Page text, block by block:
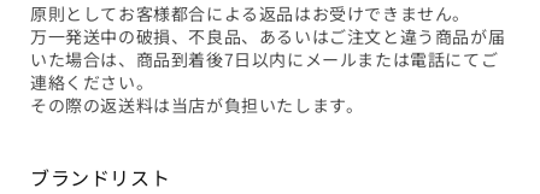
原則としてお客様都合による返品はお受けできません。
万一発送中の破損、不良品、あるいはご注文と違う商品が届
いた場合は、商品到着後7日以内にメールまたは電話にてご
連絡ください。
その際の返送料は当店が負担いたします。
ブランドリスト